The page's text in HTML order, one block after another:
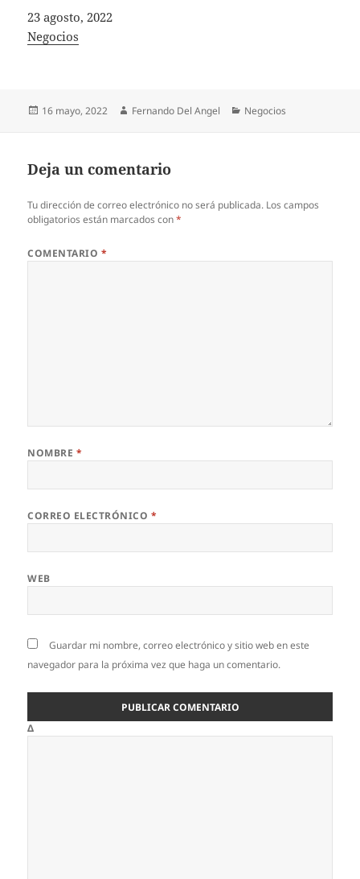
Fecha
23 agosto, 2022
In relation to
Negocios
Publicado
16 mayo, 2022 Autor
Fernando Del Angel Categorías
Negocios
Deja un comentario
Tu dirección de correo electrónico no será publicada. Los campos
obligatorios están marcados con*
COMENTARIO *
NOMBRE *
CORREO ELECTRÓNICO *
WEB
Guardar mi nombre, correo electrónico y sitio web en este
navegador para la próxima vez que haga un comentario.
Δ